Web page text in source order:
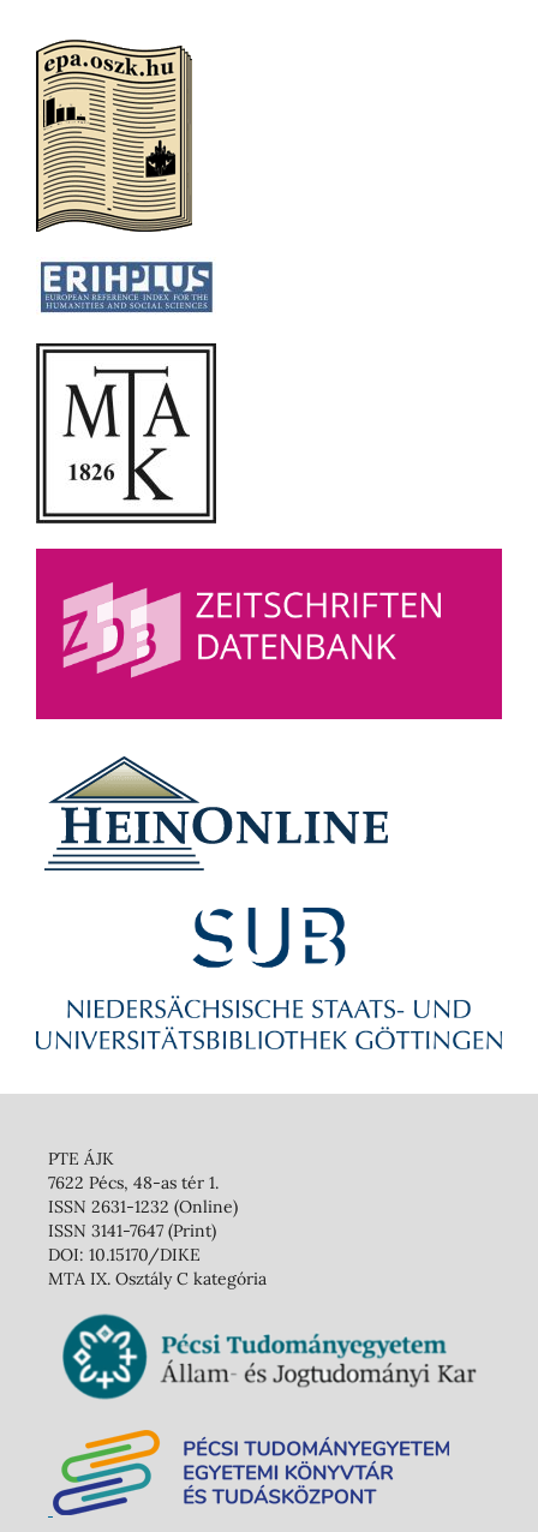
PTE ÁJK
7622 Pécs, 48-as tér 1.
ISSN 2631-1232 (Online)
ISSN 3141-7647 (Print)
DOI: 10.15170/DIKE
MTA IX. Osztály C kategória